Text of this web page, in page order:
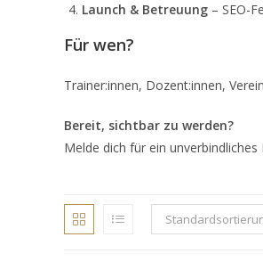
Launch & Betreuung – SEO-
Für wen?
Trainer:innen, Dozent:innen,
Bereit, sichtbar zu werden?
Melde dich für ein